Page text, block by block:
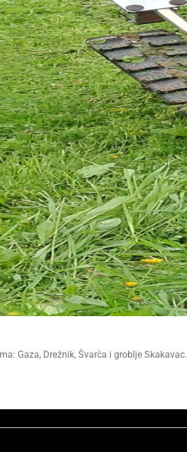
Gaza, Drežnik, Švarča i groblje Skakavac.